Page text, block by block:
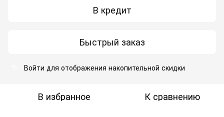
В кредит
Быстрый заказ
Войти для отображения накопительной скидки
В избранное К сравнению